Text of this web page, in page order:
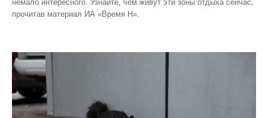
немало интересного. Узнайте, чем живут эти зоны отдыха сейчас,
прочитав материал ИА «Время Н».